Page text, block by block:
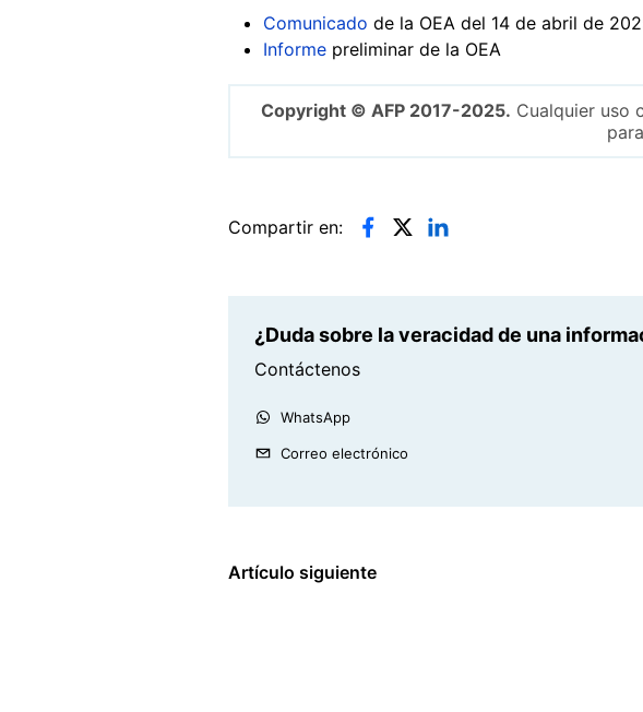
Comunicado de la OEA del 14 de abril de
Informe preliminar de la OEA
Copyright © AFP 2017-2025. Cualquier uso
Compartir en:
¿Duda sobre la veracidad de una
Contáctenos
WhatsApp
Correo electrónico
Artículo siguiente